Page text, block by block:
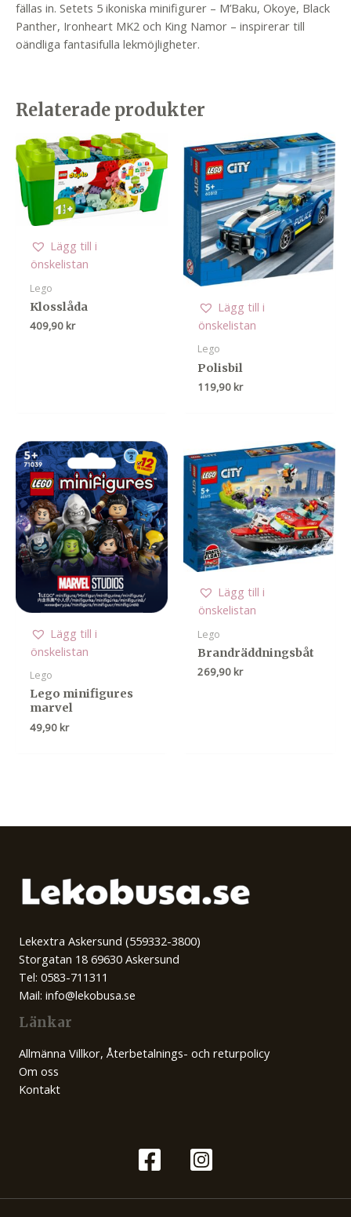
fällas in. Setets 5 ikoniska minifigurer – M’Baku, Okoye, Black
Panther, Ironheart MK2 och King Namor – inspirerar till
oändliga fantasifulla lekmöjligheter.
Relaterade produkter
Lägg till i
önskelistan
Lego
Klosslåda
409,90 kr
Lägg till i
önskelistan
Lego
Polisbil
119,90 kr
Lägg till i
önskelistan
Lego
Lego minifigures
marvel
49,90 kr
Lägg till i
önskelistan
Lego
Brandräddningsbåt
269,90 kr
Lekextra Askersund (559332-3800)
Storgatan 18 69630 Askersund
Tel: 0583-711311
Mail: info@lekobusa.se
Länkar
Allmänna Villkor, Återbetalnings- och returpolicy
Om oss
Kontakt